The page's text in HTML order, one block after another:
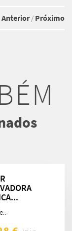
Anterior / Próximo